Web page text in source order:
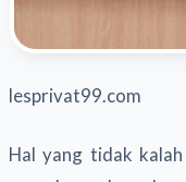
lesprivat99.com
Hal yang tidak